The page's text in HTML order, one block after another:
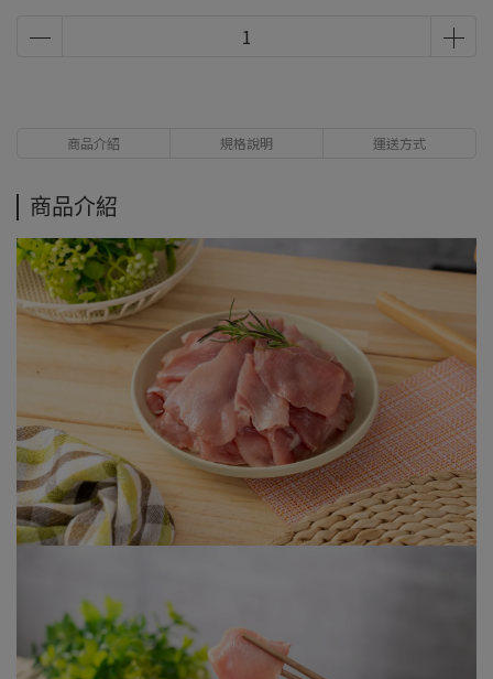
商品介紹 規格說明 運送方式
商品介紹